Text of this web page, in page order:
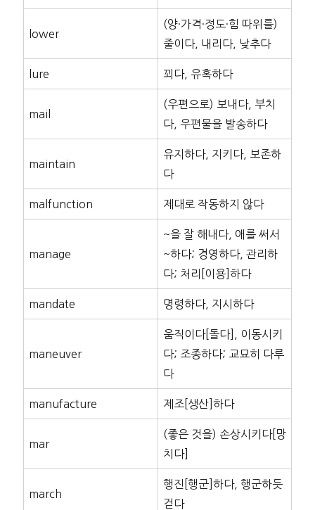
lower
(양·가격·정도·힘 따위를)
줄이다, 내리다, 낮추다
lure 꾀다, 유혹하다
mail
(우편으로) 보내다, 부치
다, 우편물을 발송하다
maintain
유지하다, 지키다, 보존하
다
malfunction 제대로 작동하지 않다
manage
~을 잘 해내다, 애를 써서
~하다; 경영하다, 관리하
다; 처리[이용]하다
mandate 명령하다, 지시하다
maneuver
움직이다[돌다], 이동시키
다; 조종하다; 교묘히 다루
다
manufacture 제조[생산]하다
mar
(좋은 것을) 손상시키다[망
치다]
march
행진[행군]하다, 행군하듯
걷다